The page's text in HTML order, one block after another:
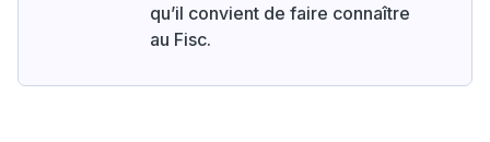
qu’il convient de faire connaître
au Fisc.